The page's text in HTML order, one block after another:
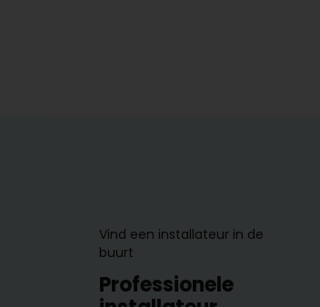
Vind een installateur in de
buurt
Professionele